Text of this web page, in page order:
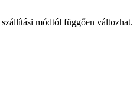
módtól függően változhat.